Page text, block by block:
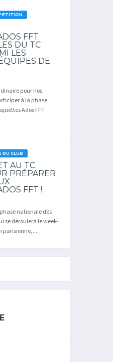
FFT
DU TC
LES
DE
pour nos
à la phase
Ados FFT
DU CLUB
AU TC
PRÉPARER
FFT !
nationale des
se déroulera le week-
parisienne,...